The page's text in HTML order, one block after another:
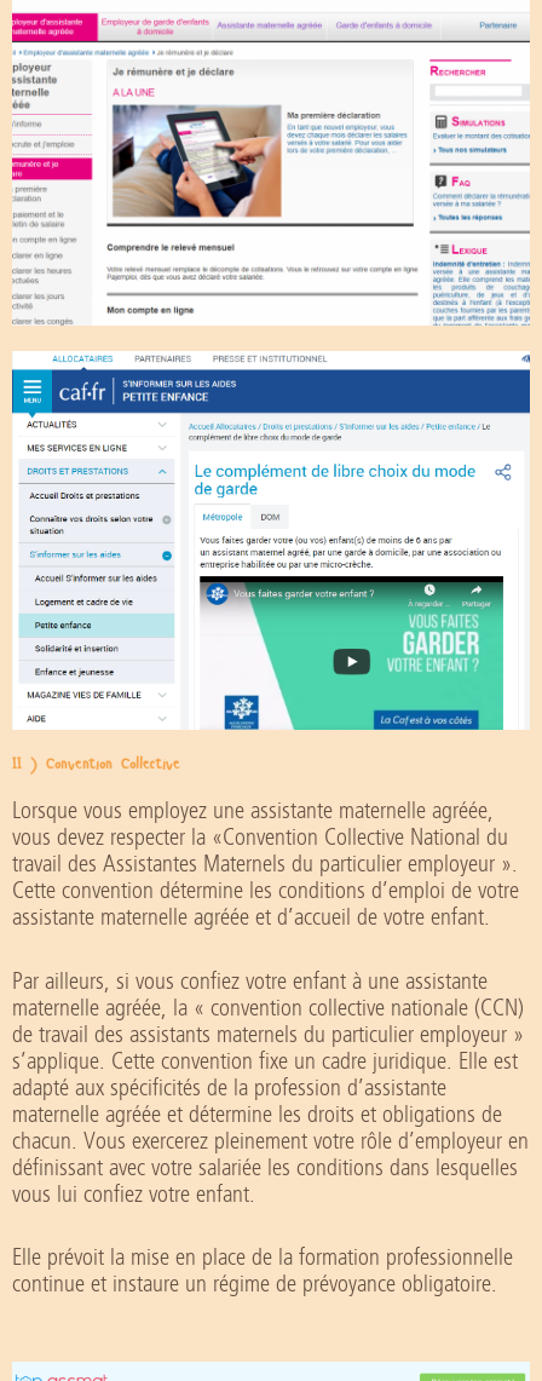
II ) Convention Collective
Lorsque vous employez une assistante maternelle agréée,
vous devez respecter la «Convention Collective National du
travail des Assistantes Maternels du particulier employeur ».
Cette convention détermine les conditions d’emploi de votre
assistante maternelle agréée et d’accueil de votre enfant.
Par ailleurs, si vous confiez votre enfant à une assistante
maternelle agréée, la « convention collective nationale (CCN)
de travail des assistants maternels du particulier employeur »
s’applique. Cette convention fixe un cadre juridique. Elle est
adapté aux spécificités de la profession d’assistante
maternelle agréée et détermine les droits et obligations de
chacun. Vous exercerez pleinement votre rôle d’employeur en
définissant avec votre salariée les conditions dans lesquelles
vous lui confiez votre enfant.
Elle prévoit la mise en place de la formation professionnelle
continue et instaure un régime de prévoyance obligatoire.